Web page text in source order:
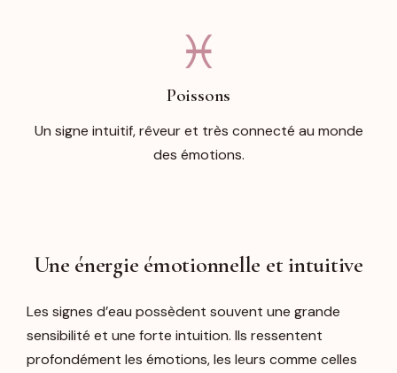
♓︎
Poissons
Un signe intuitif, rêveur et très connecté au monde
des émotions.
Une énergie émotionnelle et intuitive
Les signes d’eau possèdent souvent une grande
sensibilité et une forte intuition. Ils ressentent
profondément les émotions, les leurs comme celles